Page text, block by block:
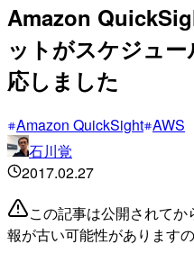
Amazon
ットがスケジュ
応しました
Amazon QuickSight AWS
石川覚
2017.02.27
この記事は公開されて
報が古い可能性があります